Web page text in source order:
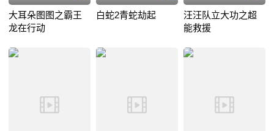
大耳朵图图之霸王
龙在行动
白蛇2青蛇劫起
汪汪队立大功之超
能救援